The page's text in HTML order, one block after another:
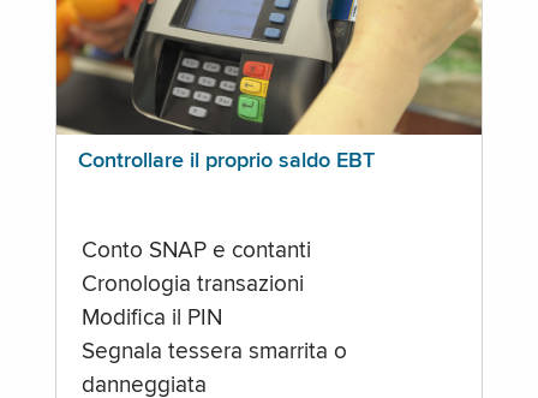
Controllare il proprio saldo EBT
Conto SNAP e contanti
Cronologia transazioni
Modifica il PIN
Segnala tessera smarrita o
danneggiata